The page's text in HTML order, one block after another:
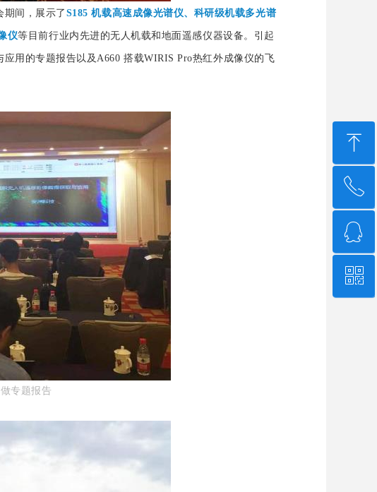
期间，展示了S185 机载高速成像光谱仪、科研级机载多光谱
仪等目前行业内先进的无人机载和地面遥感仪器设备。引起
用的专题报告以及A660 搭载WIRIS Pro热红外成像仪的飞
专题报告
ꁸ
回到顶部
ꂅ
ꁗ
QQ客服
ꀥ